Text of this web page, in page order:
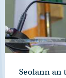
Seolann an